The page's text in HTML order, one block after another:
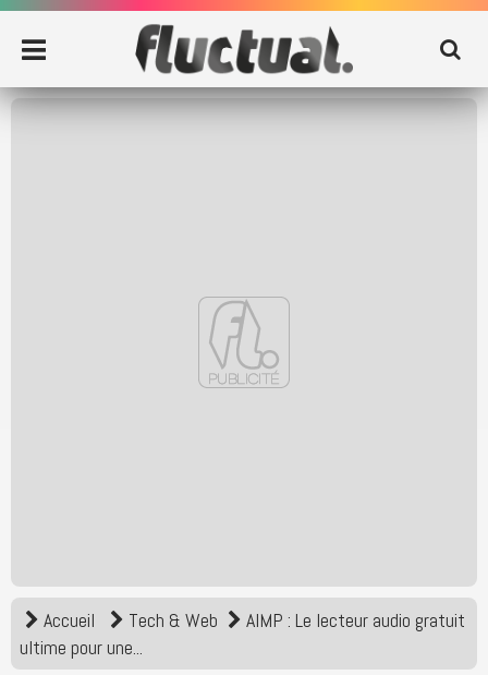
Accueil Tech & Web
AIMP : Le lecteur audio gratuit
ultime pour une...